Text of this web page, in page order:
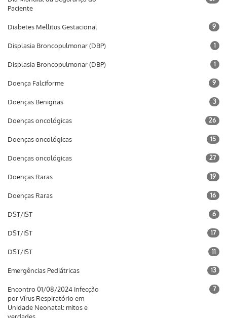
Paciente
Diabetes Mellitus Gestacional 9
Displasia Broncopulmonar (DBP) 1
Displasia Broncopulmonar (DBP) 1
Doença Falciforme 9
Doenças Benignas 3
Doenças oncológicas 26
Doenças oncológicas 15
Doenças oncológicas 27
Doenças Raras 19
Doenças Raras 16
DST/IST 6
DST/IST 17
DST/IST 11
Emergências Pediátricas 13
Encontro 01/08/2024 Infecção
por Vírus Respiratório em
Unidade Neonatal: mitos e
7